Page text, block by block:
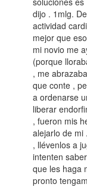
dijo . 1mlg.
actividad
mejor que
mi novio me
(porque
, me
que conte ,
a ordenarse
liberar
, fueron mis
alejarlo de mi
, llévenlos a
intenten
que les haga
pronto